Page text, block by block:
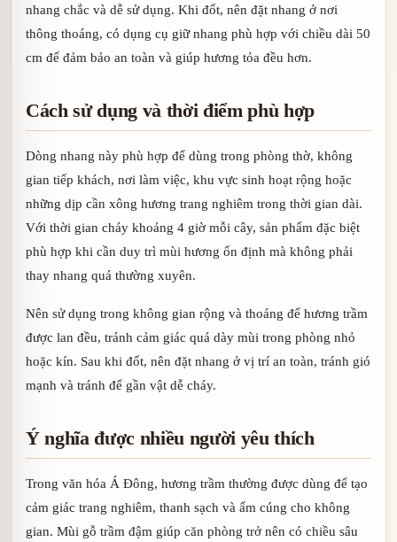
nhang chắc và dễ sử dụng. Khi đốt, nên đặt nhang ở nơi
thông thoáng, có dụng cụ giữ nhang phù hợp với chiều dài 50
cm để đảm bảo an toàn và giúp hương tỏa đều hơn.
Cách sử dụng và thời điểm phù hợp
Dòng nhang này phù hợp để dùng trong phòng thờ, không
gian tiếp khách, nơi làm việc, khu vực sinh hoạt rộng hoặc
những dịp cần xông hương trang nghiêm trong thời gian dài.
Với thời gian cháy khoảng 4 giờ mỗi cây, sản phẩm đặc biệt
phù hợp khi cần duy trì mùi hương ổn định mà không phải
thay nhang quá thường xuyên.
Nên sử dụng trong không gian rộng và thoáng để hương trầm
được lan đều, tránh cảm giác quá dày mùi trong phòng nhỏ
hoặc kín. Sau khi đốt, nên đặt nhang ở vị trí an toàn, tránh gió
mạnh và tránh để gần vật dễ cháy.
Ý nghĩa được nhiều người yêu thích
Trong văn hóa Á Đông, hương trầm thường được dùng để tạo
cảm giác trang nghiêm, thanh sạch và ấm cúng cho không
gian. Mùi gỗ trầm đậm giúp căn phòng trở nên có chiều sâu